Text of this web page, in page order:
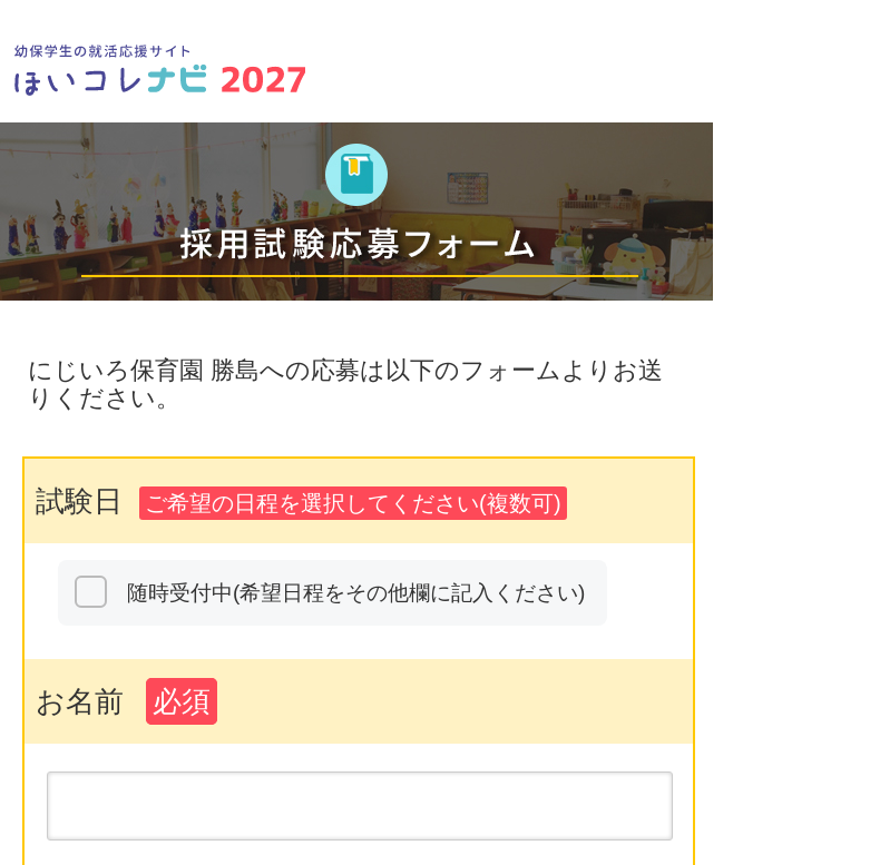
にじいろ保育園 勝島への応募は以下のフォームよりお送
りください。
試験日 ご希望の日程を選択してください(複数可)
随時受付中(希望日程をその他欄に記入ください)
お名前 必須